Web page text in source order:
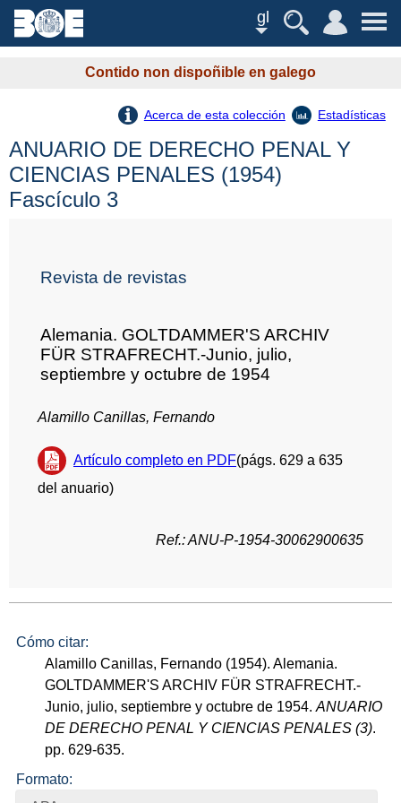
gl
Contido non dispoñible en galego
Acerca de esta colección Estadísticas
ANUARIO DE DERECHO PENAL Y
CIENCIAS PENALES (1954)
Fascículo 3
Revista de revistas
Alemania. GOLTDAMMER'S ARCHIV
FÜR STRAFRECHT.-Junio, julio,
septiembre y octubre de 1954
Alamillo Canillas, Fernando
Artículo completo en PDF(págs. 629 a 635
del anuario)
Ref.: ANU-P-1954-30062900635
Cómo citar:
Alamillo Canillas, Fernando (1954). Alemania.
GOLTDAMMER'S ARCHIV FÜR STRAFRECHT.-
Junio, julio, septiembre y octubre de 1954.ANUARIO
DE DERECHO PENAL Y CIENCIAS PENALES (3).
pp. 629-635.
Formato: